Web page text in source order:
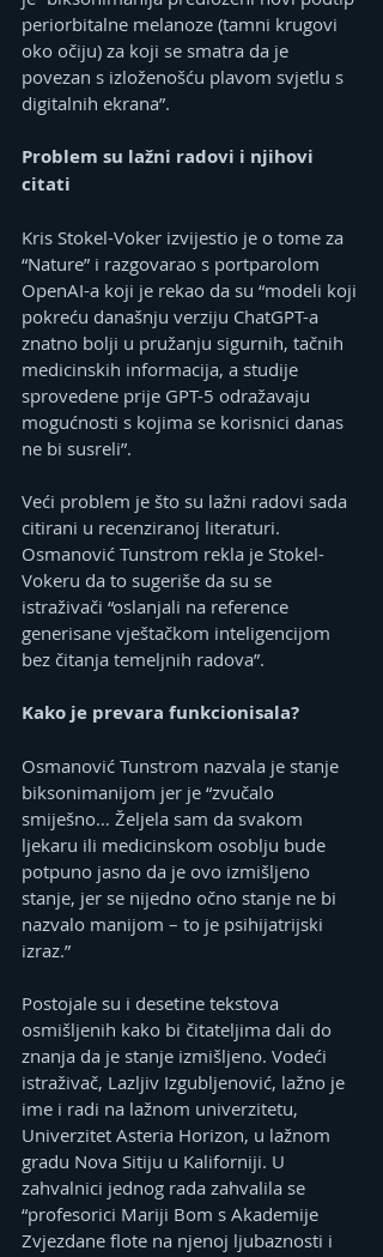
periorbitalne melanoze (tamni krugovi
oko očiju) za koji se smatra da je
povezan s izloženošću plavom svjetlu s
digitalnih ekrana”.
Problem su lažni radovi i njihovi
citati
Kris Stokel-Voker izvijestio je o tome za
“Nature” i razgovarao s portparolom
OpenAI-a koji je rekao da su “modeli koji
pokreću današnju verziju ChatGPT-a
znatno bolji u pružanju sigurnih, tačnih
medicinskih informacija, a studije
sprovedene prije GPT-5 odražavaju
mogućnosti s kojima se korisnici danas
ne bi susreli”.
Veći problem je što su lažni radovi sada
citirani u recenziranoj literaturi.
Osmanović Tunstrom rekla je Stokel-
Vokeru da to sugeriše da su se
istraživači “oslanjali na reference
generisane vještačkom inteligencijom
bez čitanja temeljnih radova”.
Kako je prevara funkcionisala?
Osmanović Tunstrom nazvala je stanje
biksonimanijom jer je “zvučalo
smiješno… Željela sam da svakom
ljekaru ili medicinskom osoblju bude
potpuno jasno da je ovo izmišljeno
stanje, jer se nijedno očno stanje ne bi
nazvalo manijom – to je psihijatrijski
izraz.”
Postojale su i desetine tekstova
osmišljenih kako bi čitateljima dali do
znanja da je stanje izmišljeno. Vodeći
istraživač, Lazljiv Izgubljenović, lažno je
ime i radi na lažnom univerzitetu,
Univerzitet Asteria Horizon, u lažnom
gradu Nova Sitiju u Kaliforniji. U
zahvalnici jednog rada zahvalila se
“profesorici Mariji Bom s Akademije
Zvjezdane flote na njenoj ljubaznosti i